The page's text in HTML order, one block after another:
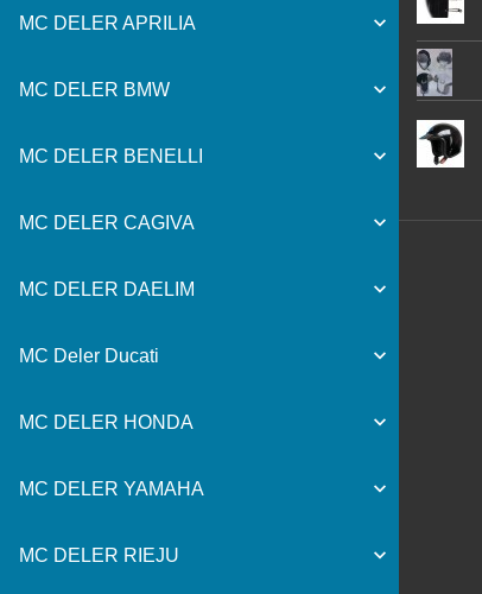
MC DELER APRILIA
MC DELER BMW
MC DELER BENELLI
MC DELER CAGIVA
MC DELER DAELIM
MC Deler Ducati
MC DELER HONDA
MC DELER YAMAHA
MC DELER RIEJU